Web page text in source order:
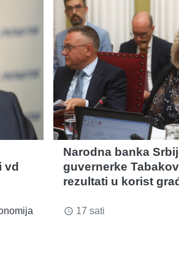
vd
Narodna banka
guvernerke
rezultati u korist
access_time 17 sati